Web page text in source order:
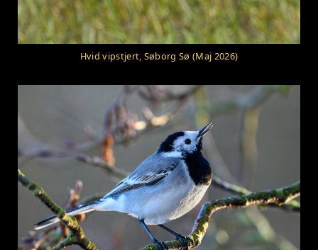
Hvid vipstjert, Søborg Sø (Maj 2026)